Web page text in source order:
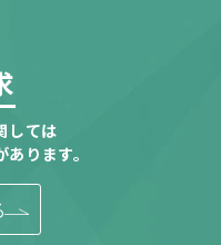
しては
ります。